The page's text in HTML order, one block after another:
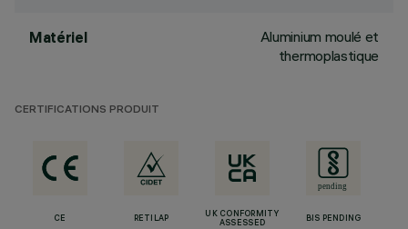
Matériel
Aluminium moulé et
thermoplastique
CERTIFICATIONS PRODUIT
CE RETILAP
UK CONFORMITY
ASSESSED
BIS PENDING